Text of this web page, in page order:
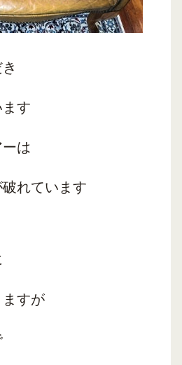
す
は
れています
すが